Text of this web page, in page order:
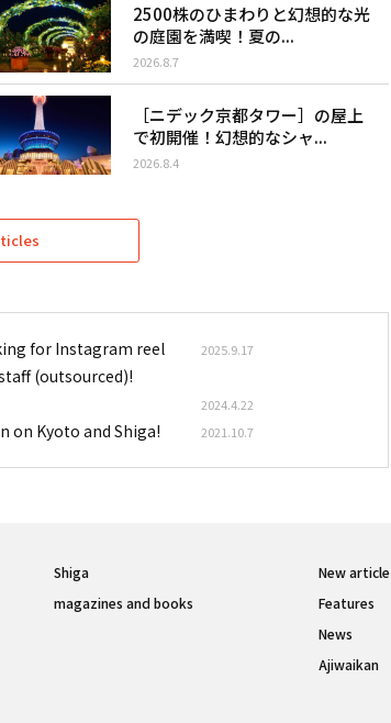
2500株のひまわりと幻想的な光
の庭園を満喫！夏の...
2026.8.7
［ニデック京都タワー］の屋上
で初開催！幻想的なシャ...
2026.8.4
for Instagram reel
(outsourced)!
2025.9.17
2024.4.22
on Kyoto and Shiga! 2021.10.7
Shiga
magazines and books
New article
Features
News
Ajiwaikan